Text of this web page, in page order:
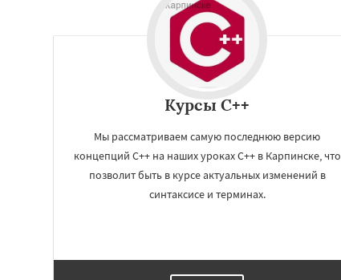
Курсы C++
Мы рассматриваем самую последнюю версию
концепций С++ на наших уроках C++ в Карпинске, что
позволит быть в курсе актуальных изменений в
синтаксисе и терминах.